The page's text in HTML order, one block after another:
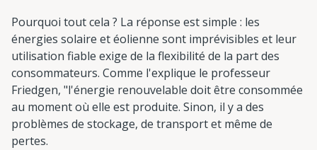
Pourquoi tout cela ? La réponse est simple : les
énergies solaire et éolienne sont imprévisibles et leur
utilisation fiable exige de la flexibilité de la part des
consommateurs. Comme l'explique le professeur
Friedgen, "l'énergie renouvelable doit être consommée
au moment où elle est produite. Sinon, il y a des
problèmes de stockage, de transport et même de
pertes.